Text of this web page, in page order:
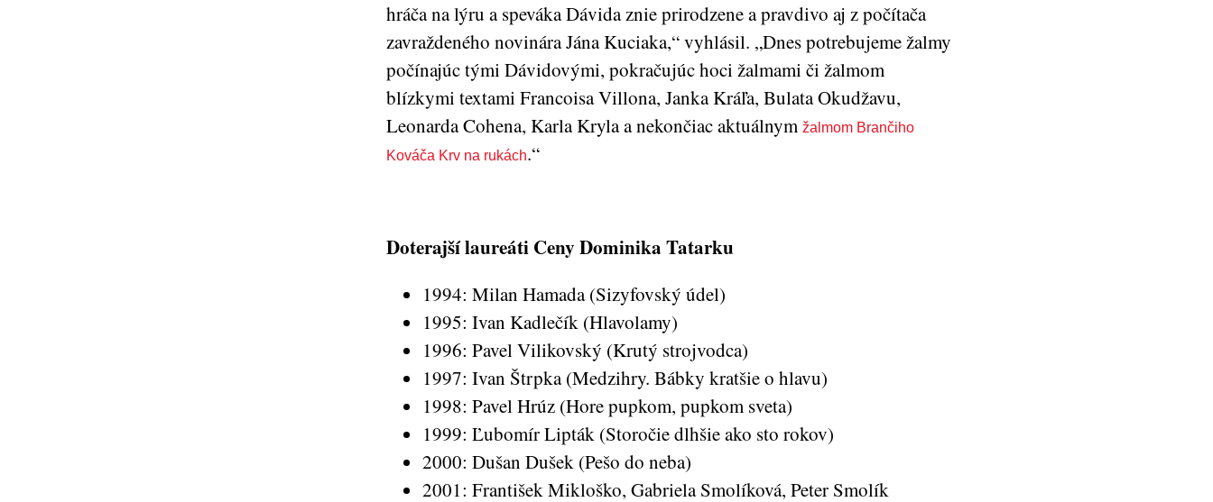
hráča na lýru a speváka Dávida znie prirodzene a pravdivo aj z počítača
zavraždeného novinára Jána Kuciaka,“ vyhlásil. „Dnes potrebujeme žalmy
počínajúc tými Dávidovými, pokračujúc hoci žalmami či žalmom
blízkymi textami Francoisa Villona, Janka Kráľa, Bulata Okudžavu,
Leonarda Cohena, Karla Kryla a nekončiac aktuálnym žalmom Brančiho
Kováča Krv na rukách.“
Doterajší laureáti Ceny Dominika Tatarku
1994: Milan Hamada (Sizyfovský údel)
1995: Ivan Kadlečík (Hlavolamy)
1996: Pavel Vilikovský (Krutý strojvodca)
1997: Ivan Štrpka (Medzihry. Bábky kratšie o hlavu)
1998: Pavel Hrúz (Hore pupkom, pupkom sveta)
1999: Ľubomír Lipták (Storočie dlhšie ako sto rokov)
2000: Dušan Dušek (Pešo do neba)
2001: František Mikloško, Gabriela Smolíková, Peter Smolík